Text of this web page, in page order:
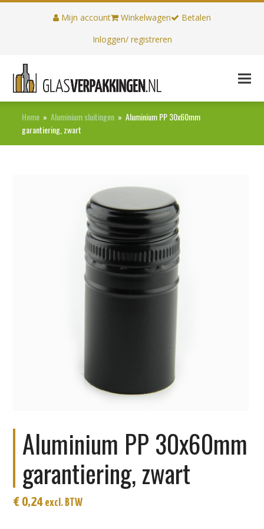
Mijn account Winkelwagen
Betalen
Inloggen/ registreren
Home » Aluminium sluitingen » Aluminium PP 30x60mm
garantiering, zwart
Aluminium PP 30x60mm
garantiering, zwart
€ 0,24 excl. BTW